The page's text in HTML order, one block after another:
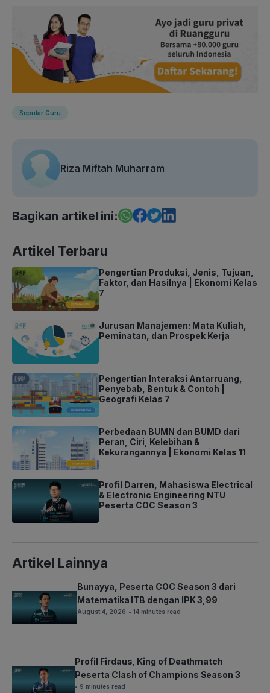
Seputar Guru
Riza Miftah Muharram
Bagikan artikel ini:
Artikel Terbaru
Pengertian Produksi, Jenis, Tujuan,
Faktor, dan Hasilnya | Ekonomi Kelas
7
Jurusan Manajemen: Mata Kuliah,
Peminatan, dan Prospek Kerja
Pengertian Interaksi Antarruang,
Penyebab, Bentuk & Contoh |
Geografi Kelas 7
Perbedaan BUMN dan BUMD dari
Peran, Ciri, Kelebihan &
Kekurangannya | Ekonomi Kelas 11
Profil Darren, Mahasiswa Electrical
& Electronic Engineering NTU
Peserta COC Season 3
Artikel Lainnya
Bunayya, Peserta COC Season 3 dari
Matematika ITB dengan IPK 3,99
August 4, 2026 • 14 minutes read
Profil Firdaus, King of Deathmatch
Peserta Clash of Champions Season 3
• 9 minutes read